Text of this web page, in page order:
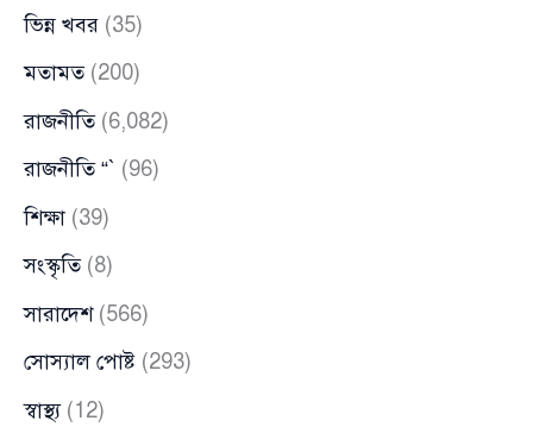
ভিন্ন খবর (35)
মতামত(200)
রাজনীতি(6,082)
রাজনীতি “` (96)
শিক্ষা (39)
সংস্কৃতি(8)
সারাদেশ(566)
সোস্যাল পোষ্ট (293)
স্বাস্থ্য(12)